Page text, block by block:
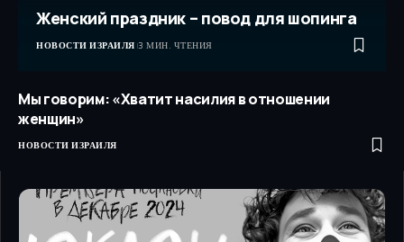
Женский праздник – повод для шопинга
НОВОСТИ ИЗРАИЛЯ 3 МИН. ЧТЕНИЯ
Мы говорим: «Хватит насилия в отношении
женщин»
НОВОСТИ ИЗРАИЛЯ